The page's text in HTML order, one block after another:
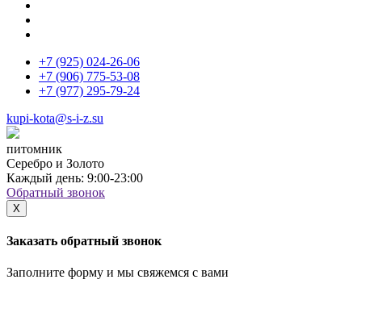
+7 (925) 024-26-06
+7 (906) 775-53-08
+7 (977) 295-79-24
kupi-kota@s-i-z.su
питомник
Серебро и Золото
Каждый день: 9:00-23:00
Обратный звонок
X
Заказать обратный звонок
Заполните форму и мы свяжемся с вами